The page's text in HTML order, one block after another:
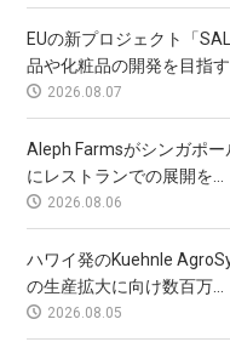
EUの新プロジェクト「
品や化粧品の開発を目指す
2026.08.07
Aleph Farmsがシンガポ
にレストランでの展開を...
2026.08.06
ハワイ発のKuehnle
の生産拡大に向け数百万...
2026.08.05